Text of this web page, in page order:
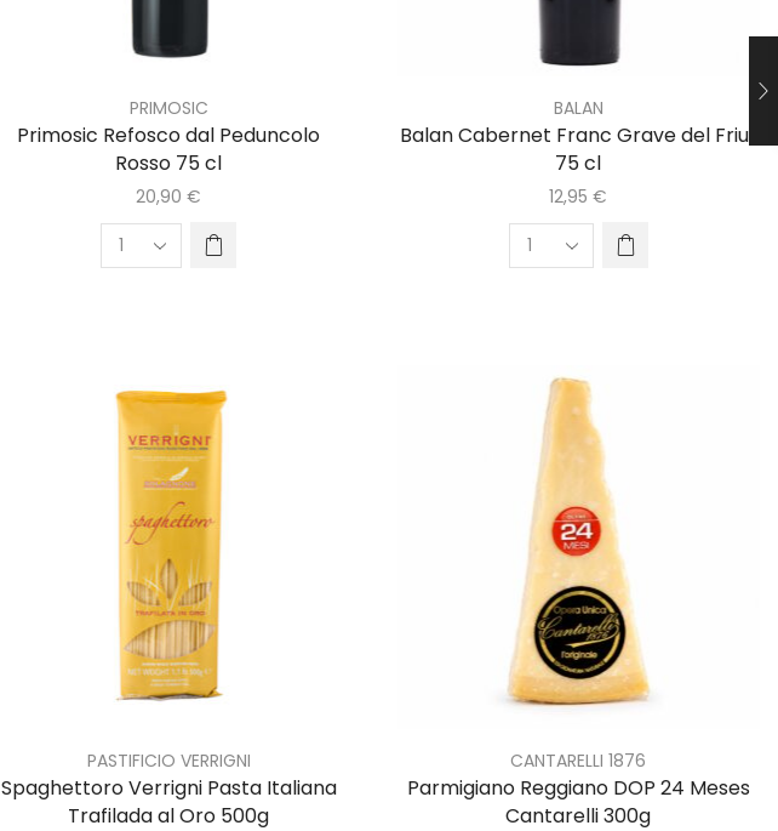
PRIMOSIC
Primosic Refosco dal Peduncolo
Rosso 75 cl
20,90€
BALAN
Balan Cabernet Franc Grave del Friuli
75 cl
12,95€
PASTIFICIO VERRIGNI
Spaghettoro Verrigni Pasta Italiana
Trafilada al Oro 500g
CANTARELLI 1876
Parmigiano Reggiano DOP 24 Meses
Cantarelli 300g